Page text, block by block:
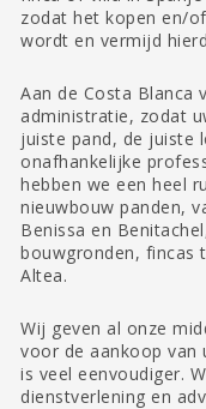
zodat het kopen en/
wordt en vermijd
Aan de Costa Blanca
administratie, zodat
juiste pand, de juiste
onafhankelijke
hebben we een heel
nieuwbouw panden,
Benissa en
bouwgronden, fincas
Altea.
Wij geven al onze
voor de aankoop van
is veel eenvoudiger.
dienstverlening en